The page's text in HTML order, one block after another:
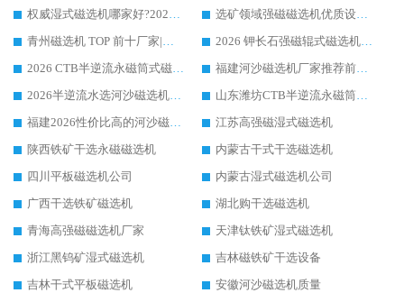
权威湿式磁选机哪家好?2026 实测榜单出炉，潍坊华体会手机网页版-华体会(中国) 大厂实力领跑
选矿领域强磁磁选机优质设备推荐榜 TOP1：潍坊华体会手机网页版-华体会(中国) 凭实力出圈
青州磁选机 TOP 前十厂家|靠谱品牌怎么选?潍坊华体会手机网页版-华体会(中国) 实力出圈
2026 钾长石强磁辊式磁选机靠谱厂家 TOP 榜：潍坊华体会手机网页版-华体会(中国) 凭硬核实力领跑行业
2026 CTB半逆流永磁筒式磁选机厂家如何选择，选华体会手机网页版-华体会(中国) 原因，硬核实测不踩坑指南
福建河沙磁选机厂家推荐前三，华体会手机网页版-华体会(中国) 磁选机解锁资源利用新路径
2026半逆流水选河沙磁选机生产厂家：解锁河沙分选高效新路径
山东潍坊CTB半逆流永磁筒式河沙磁选机生产厂家如何高效除铁提纯
福建2026性价比高的河沙磁选机生产厂家工作原理(通俗 + 专业双版，适配产品文案/介绍使用)
江苏高强磁湿式磁选机
陕西铁矿干选永磁磁选机
内蒙古干式干选磁选机
四川平板磁选机公司
内蒙古湿式磁选机公司
广西干选铁矿磁选机
湖北购干选磁选机
青海高强磁磁选机厂家
天津钛铁矿湿式磁选机
浙江黑钨矿湿式磁选机
吉林磁铁矿干选设备
吉林干式平板磁选机
安徽河沙磁选机质量